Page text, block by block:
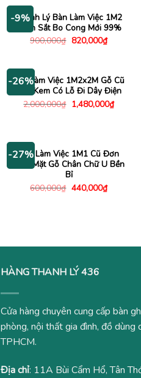
-9%
Thanh Lý Bàn Làm Việc 1M2
Chân Sắt Bo Cong Mới 99%
900,000₫ Giá
820,000₫Giá
hiện
-26%
Bàn Làm Việc 1M2x2M Gỗ Cũ
Màu Kem Có Lỗ Đi Dây Điện
2,000,000₫ Giá
gốc
1,480,000₫Giá
hiện
-27%
Bàn Làm Việc 1M1 Cũ Đơn
Giản Mặt Gỗ Chân Chữ U Bền
Bỉ
600,000₫ Giá
440,000₫Giá
hiện
HÀNG THANH LÝ 436
Cửa hàng chuyên cung cấp bàn
phòng, nội thất gia đình, đồ dùng
TPHCM.
Địa chỉ: 11A Bùi Cẩm Hổ, Tân